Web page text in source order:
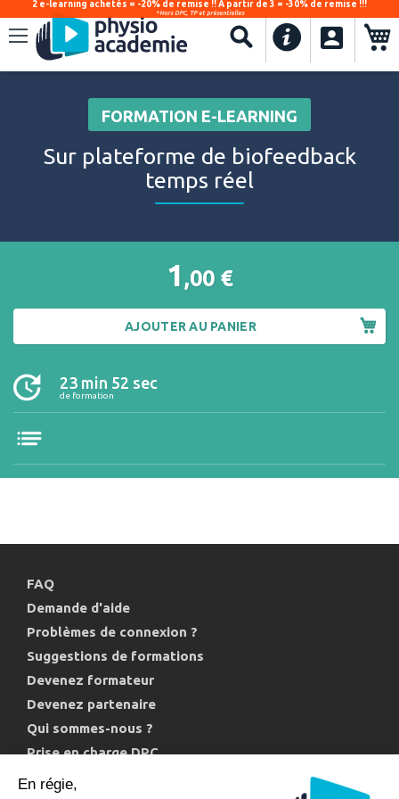
Recherche
2 e-learning achetés = -20% de remise !! À partir de 3 = -30% de remise !!!
*Hors DPC, TP et présentielles
.
FORMATION E-LEARNING
Sur plateforme de biofeedback
temps réel
23 min 52 sec
de formation
1 ,00 €
AJOUTER AU PANIER
FAQ
Demande d'aide
Problèmes de connexion ?
Suggestions de formations
Devenez formateur
Devenez partenaire
Qui sommes-nous ?
Prise en charge DPC
Politique de confidentialité et cookies
En régie,